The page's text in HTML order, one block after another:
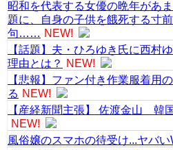
昭和を代表する女優の晩年があ
題に、自身の子供を餓死する寸
句……
NEW!
【話題】夫・ひろゆき氏に西村
理由とは？
NEW!
【悲報】ファン付き作業服着用
る NEW!
【産経新聞主張】 佐渡金山 韓
NEW!
風俗嬢のスマホの待受け...ヤバい